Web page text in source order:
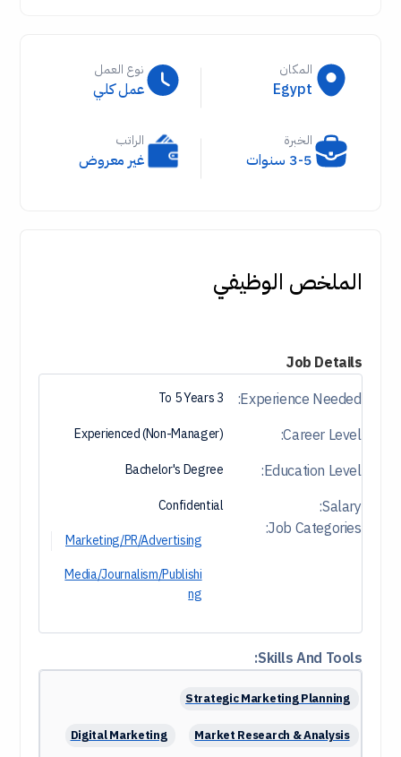
المكان
Egypt
نوع العمل
عمل كلي
الخبرة
3-5 سنوات
الراتب
غير معروض
الملخص الوظيفي
Job Details
Experience Needed:
3 To 5 Years
Career Level:
Experienced (Non-Manager)
Education Level:
Bachelor's Degree
Salary:
Confidential
Job Categories:
Marketing/PR/Advertising
Media/Journalism/Publishi
ng
Skills And Tools:
Strategic Marketing Planning
Market Research & Analysis
Digital Marketing